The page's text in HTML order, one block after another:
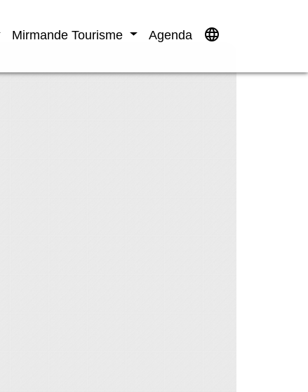
Mirmande Tourisme Agenda language